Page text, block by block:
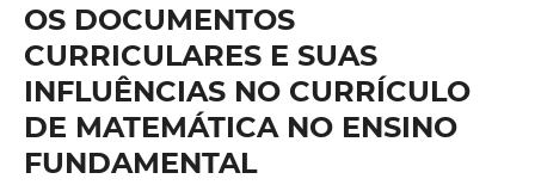
OS DOCUMENTOS
CURRICULARES E SUAS
INFLUÊNCIAS NO CURRÍCULO
DE MATEMÁTICA NO ENSINO
FUNDAMENTAL